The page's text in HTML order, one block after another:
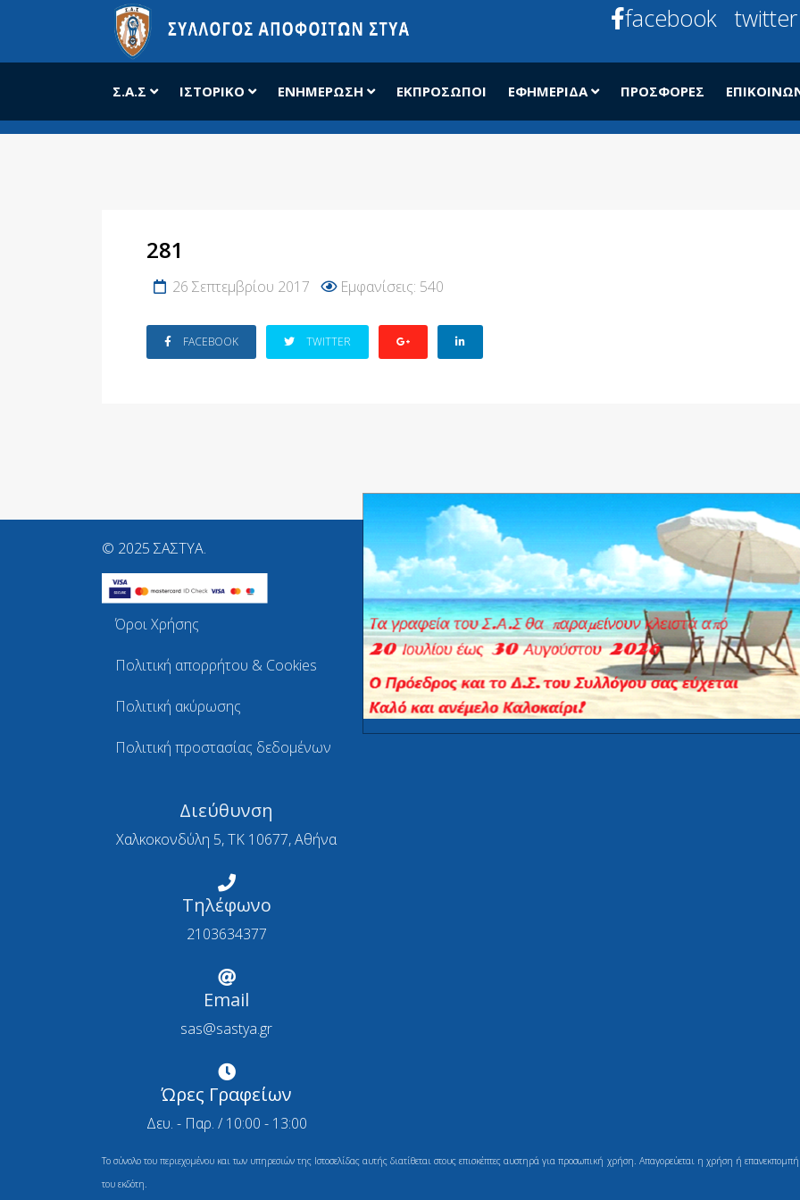
facebook twitter
Σ.Α.Σ ΙΣΤΟΡΙΚΌ ΕΝΗΜΈΡΩΣΗ ΕΚΠΡΌΣΩΠΟΙ ΕΦΗΜΕΡΊΔΑ ΠΡΟΣΦΟΡΈΣ
281
26 Σεπτεμβρίου 2017 Εμφανίσεις: 540
FACEBOOK TWITTER
© 2025 ΣΑΣΤΥΑ.
Όροι Χρήσης
Πολιτική απορρήτου & Cookies
Πολιτική ακύρωσης
Πολιτική προστασίας δεδομένων
Διεύθυνση
Χαλκοκονδύλη 5, ΤΚ 10677, Αθήνα
Τηλέφωνο
2103634377
Email
sas@sastya.gr
Ώρες Γραφείων
Δευ. - Παρ. / 10:00 - 13:00
Το σύνολο του περιεχομένου και των υπηρεσιών της Ιστοσελίδας αυτής διατίθεται στους επισκέπτες αυστηρά για προσωπική χρήση. Απαγορεύεται η χρήση ή
του εκδότη.